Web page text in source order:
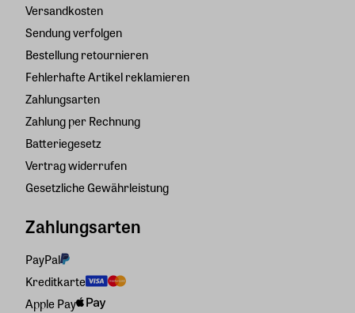
Versandkosten
Sendung verfolgen
Bestellung retournieren
Fehlerhafte Artikel reklamieren
Zahlungsarten
Zahlung per Rechnung
Batteriegesetz
Vertrag widerrufen
Gesetzliche Gewährleistung
Zahlungsarten
PayPal
Kreditkarte
Apple Pay